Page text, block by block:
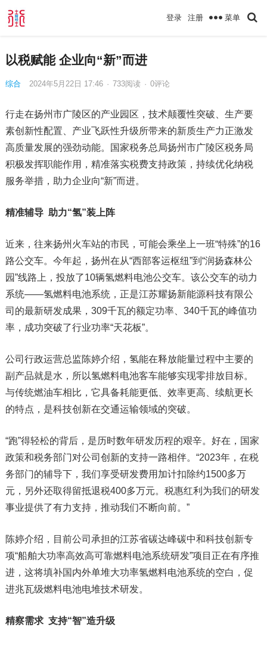
登录 注册 菜单
以税赋能 企业向“新”而进
综合 2024年5月22日 17:46 · 733阅读 · 0评论
行走在扬州市广陵区的产业园区，技术颠覆性突破、生产要
素创新性配置、产业飞跃性升级所带来的新质生产力正激发
高质量发展的强劲动能。国家税务总局扬州市广陵区税务局
积极发挥职能作用，精准落实税费支持政策，持续优化纳税
服务举措，助力企业向“新”而进。
精准辅导助力“氢”装上阵
近来，往来扬州火车站的市民，可能会乘坐上一班“特殊”的16
路公交车。今年起，扬州在从“西部客运枢纽”到“润扬森林公
园”线路上，投放了10辆氢燃料电池公交车。该公交车的动力
系统——氢燃料电池系统，正是江苏耀扬新能源科技有限公
司的最新研发成果，309千瓦的额定功率、340千瓦的峰值功
率，成功突破了行业功率“天花板”。
公司行政运营总监陈婷介绍，氢能在释放能量过程中主要的
副产品就是水，所以氢燃料电池客车能够实现零排放目标。
与传统燃油车相比，它具备耗能更低、效率更高、续航更长
的特点，是科技创新在交通运输领域的突破。
“跑”得轻松的背后，是历时数年研发历程的艰辛。好在，国家
政策和税务部门对公司创新的支持一路相伴。“2023年，在税
务部门的辅导下，我们享受研发费用加计扣除约1500多万
元，另外还取得留抵退税400多万元。税惠红利为我们的研发
事业提供了有力支持，推动我们不断向前。”
陈婷介绍，目前公司承担的江苏省碳达峰碳中和科技创新专
项“船舶大功率高效高可靠燃料电池系统研发”项目正在有序推
进，这将填补国内外单堆大功率氢燃料电池系统的空白，促
进兆瓦级燃料电池电堆技术研发。
精察需求 支持“智”造升级